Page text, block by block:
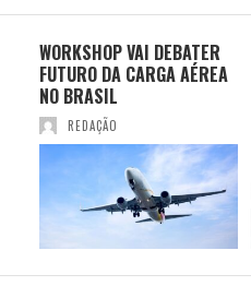
WORKSHOP VAI DEBATER
FUTURO DA CARGA AÉREA
NO BRASIL
REDAÇÃO